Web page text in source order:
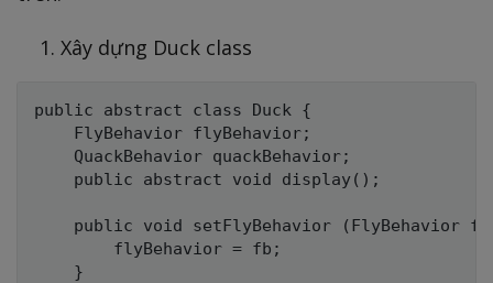
Xây dựng Duck class
public abstract class Duck {
    FlyBehavior flyBehavior;
    QuackBehavior quackBehavior;
    public abstract void display();
public void setFlyBehavior (FlyBehavior
        flyBehavior = fb;
    }